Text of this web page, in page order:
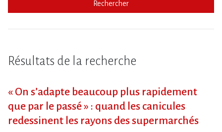
Rechercher
Résultats de la recherche
« On s​‌’adapte beaucoup plus rapidement
que par le passé » : quand les canicules
redessinent les rayons des supermarchés